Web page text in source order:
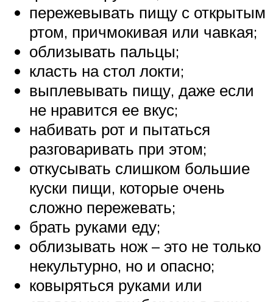
пережевывать пищу с открытым
ртом, причмокивая или чавкая;
облизывать пальцы;
класть на стол локти;
выплевывать пищу, даже если
не нравится ее вкус;
набивать рот и пытаться
разговаривать при этом;
откусывать слишком большие
куски пищи, которые очень
сложно пережевать;
брать руками еду;
облизывать нож – это не только
некультурно, но и опасно;
ковыряться руками или